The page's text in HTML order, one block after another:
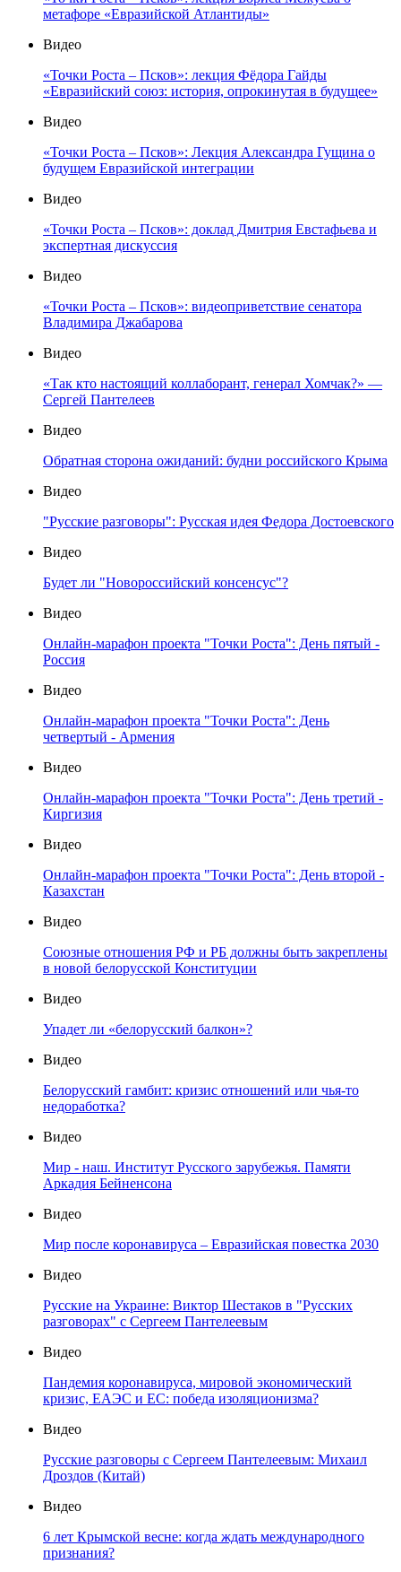
метафоре «Евразийской Атлантиды»
Видео
«Точки Роста – Псков»: лекция Фёдора Гайды
«Евразийский союз: история, опрокинутая в будущее»
Видео
«Точки Роста – Псков»: Лекция Александра Гущина о
будущем Евразийской интеграции
Видео
«Точки Роста – Псков»: доклад Дмитрия Евстафьева и
экспертная дискуссия
Видео
«Точки Роста – Псков»: видеоприветствие сенатора
Владимира Джабарова
Видео
«Так кто настоящий коллаборант, генерал Хомчак?» —
Сергей Пантелеев
Видео
Обратная сторона ожиданий: будни российского Крыма
Видео
"Русские разговоры": Русская идея Федора Достоевского
Видео
Будет ли "Новороссийский консенсус"?
Видео
Онлайн-марафон проекта "Точки Роста": День пятый -
Россия
Видео
Онлайн-марафон проекта "Точки Роста": День
четвертый - Армения
Видео
Онлайн-марафон проекта "Точки Роста": День третий -
Киргизия
Видео
Онлайн-марафон проекта "Точки Роста": День второй -
Казахстан
Видео
Союзные отношения РФ и РБ должны быть закреплены
в новой белорусской Конституции
Видео
Упадет ли «белорусский балкон»?
Видео
Белорусский гамбит: кризис отношений или чья-то
недоработка?
Видео
Мир - наш. Институт Русского зарубежья. Памяти
Аркадия Бейненсона
Видео
Мир после коронавируса – Евразийская повестка 2030
Видео
Русские на Украине: Виктор Шестаков в "Русских
разговорах" с Сергеем Пантелеевым
Видео
Пандемия коронавируса, мировой экономический
кризис, ЕАЭС и ЕС: победа изоляционизма?
Видео
Русские разговоры с Сергеем Пантелеевым: Михаил
Дроздов (Китай)
Видео
6 лет Крымской весне: когда ждать международного
признания?